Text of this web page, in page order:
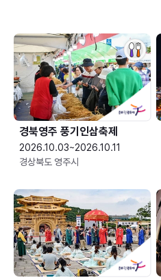
경북영주 풍기인삼축제
2026.10.03~2026.10.11
경상북도 영주시